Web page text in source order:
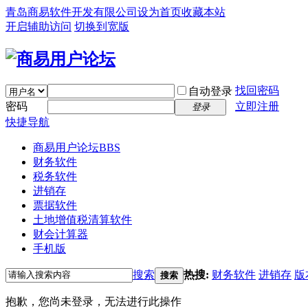
青岛商易软件开发有限公司 设为首页收藏本站
开启辅助访问 切换到宽版
自动登录 找回密码
密码
登录
立即注册
快捷导航
商易用户论坛BBS
财务软件
税务软件
进销存
票据软件
土地增值税清算软件
财会计算器
手机版
搜索 搜索 热搜: 财务软件 进销存 版
抱歉，您尚未登录，无法进行此操作